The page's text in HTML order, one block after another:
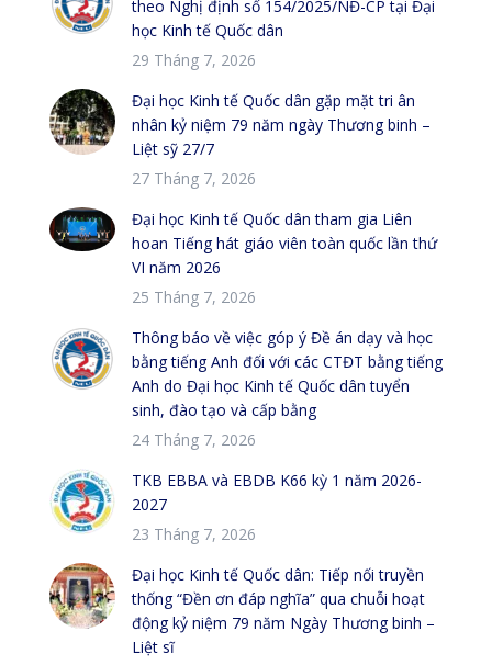
theo Nghị định số 154/2025/NĐ-CP tại Đại
học Kinh tế Quốc dân
29 Tháng 7, 2026
Đại học Kinh tế Quốc dân gặp mặt tri ân
nhân kỷ niệm 79 năm ngày Thương binh –
Liệt sỹ 27/7
27 Tháng 7, 2026
Đại học Kinh tế Quốc dân tham gia Liên
hoan Tiếng hát giáo viên toàn quốc lần thứ
VI năm 2026
25 Tháng 7, 2026
Thông báo về việc góp ý Đề án dạy và học
bằng tiếng Anh đối với các CTĐT bằng tiếng
Anh do Đại học Kinh tế Quốc dân tuyển
sinh, đào tạo và cấp bằng
24 Tháng 7, 2026
TKB EBBA và EBDB K66 kỳ 1 năm 2026-
2027
23 Tháng 7, 2026
Đại học Kinh tế Quốc dân: Tiếp nối truyền
thống “Đền ơn đáp nghĩa” qua chuỗi hoạt
động kỷ niệm 79 năm Ngày Thương binh –
Liệt sĩ